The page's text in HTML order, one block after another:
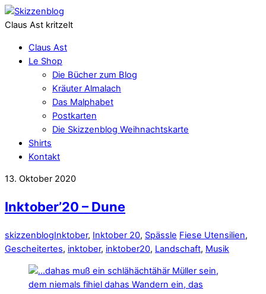
Claus Ast kritzelt
Claus Ast
Le Shop
Die Bücher zum Blog
Kräuter Almalach
Das Malphabet
Postkarten
Die Skizzenblog Weihnachtskarte
Shirts
Kontakt
13. Oktober 2020
Inktober’20 – Dune
skizzenblogInktober, Inktober 20, Spässle Fiese Utensilien,
Gescheitertes, inktober, inktober20, Landschaft, Musik